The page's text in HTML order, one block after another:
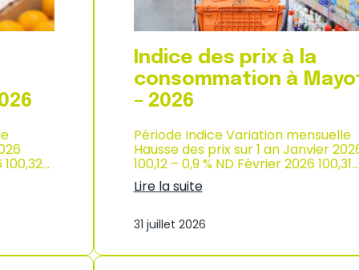
p
r
o
d
u
c
n
e
t
’
m
o
Indice des prix à la
consommation à
– 2026
Période Indice Variation mensuelle
Hausse des prix sur 1 an Janvier
100,12 – 0,9 % ND Février 2026 100,31…
Lire la suite
n
i
31 juillet 2026